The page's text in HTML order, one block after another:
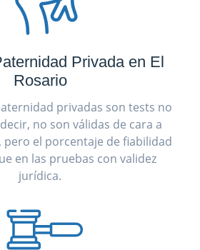
Privada en El
Rosario
privadas son tests no
no son válidas de cara a
pero el porcentaje de fiabilidad
en las pruebas con validez
jurídica.